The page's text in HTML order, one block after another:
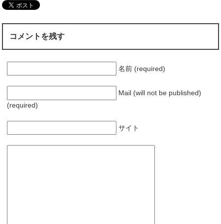
コメントを残す
名前 (required)
Mail (will not be published)
(required)
サイト